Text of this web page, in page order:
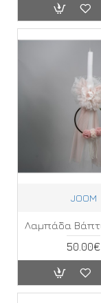
JOOM
50.00€